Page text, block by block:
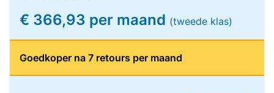
€ 366,93 per maand (tweede klas)
Goedkoper na 7 retours per maand